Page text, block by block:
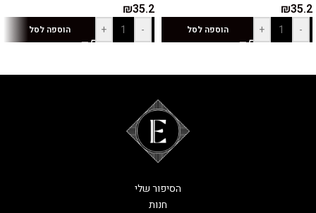
₪35.2
-
+ הוספה לסל
₪35.2
-
+ הוספה לסל
הסיפור שלי
חנות